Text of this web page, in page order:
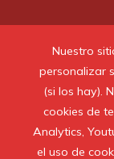
Nuestro
personalizar
(si los hay).
cookies de
Analytics,
el uso de
© 2020